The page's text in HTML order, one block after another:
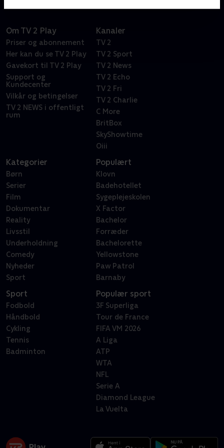
Om TV 2 Play
Priser og abonnement
Her kan du se TV 2 Play
Gavekort til TV 2 Play
Support og
Kundecenter
Vilkår og betingelser
TV 2 NEWS i offentligt
rum
Kanaler
TV 2
TV 2 Sport
TV 2 News
TV 2 Echo
TV 2 Fri
TV 2 Charlie
C More
BritBox
SkyShowtime
Oiii
Kategorier
Børn
Serier
Film
Dokumentar
Reality
Livsstil
Underholdning
Comedy
Nyheder
Sport
Populært
Klovn
Badehotellet
Sygeplejeskolen
X Factor
Bachelor
Forræder
Bachelorette
Yellowstone
Paw Patrol
Barnaby
Sport
Fodbold
Håndbold
Cykling
Tennis
Badminton
Populær sport
3F Superliga
Tour de France
FIFA VM 2026
A Liga
ATP
WTA
NFL
Serie A
Diamond League
La Vuelta